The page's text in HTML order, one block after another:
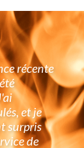
récente
et je
surpris
de